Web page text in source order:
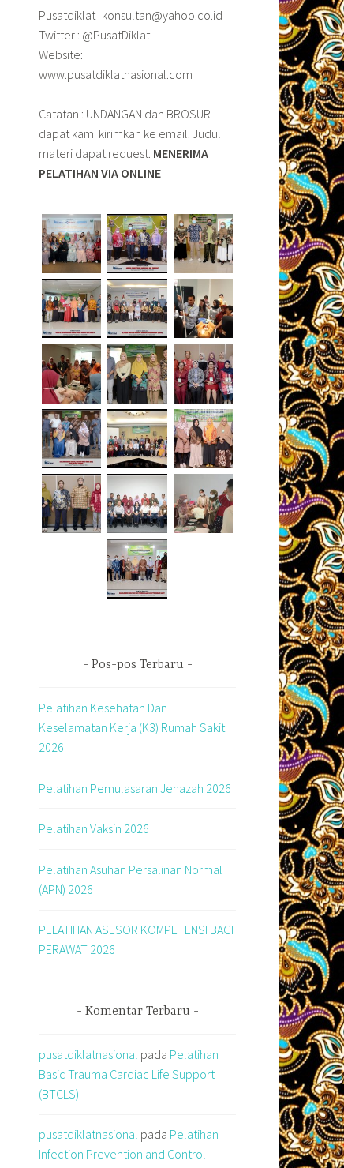
Pusatdiklat_konsultan@yahoo.co.id
Twitter : @PusatDiklat
Website:
www.pusatdiklatnasional.com
Catatan : UNDANGAN dan BROSUR
dapat kami kirimkan ke email. Judul
materi dapat request. MENERIMA
PELATIHAN VIA ONLINE
Pos-pos Terbaru
Pelatihan Kesehatan Dan
Keselamatan Kerja (K3) Rumah Sakit
2026
Pelatihan Pemulasaran Jenazah 2026
Pelatihan Vaksin 2026
Pelatihan Asuhan Persalinan Normal
(APN) 2026
PELATIHAN ASESOR KOMPETENSI BAGI
PERAWAT 2026
Komentar Terbaru
pusatdiklatnasional pada Pelatihan
Basic Trauma Cardiac Life Support
(BTCLS)
pusatdiklatnasional pada Pelatihan
Infection Prevention and Control